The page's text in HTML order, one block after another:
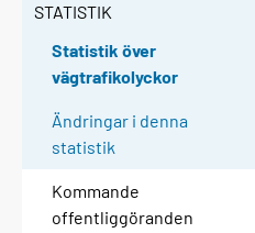
STATISTIK
Statistik över
vägtrafikolyckor
Ändringar i denna
statistik
Kommande
offentliggöranden